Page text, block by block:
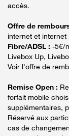
accès.
Offre de
internet et internet
Fibre/ADSL : -5€/
Livebox Up,
Voir l'offre de
Remise Open :
forfait mobile
supplémentaires,
Réservé aux
cas de